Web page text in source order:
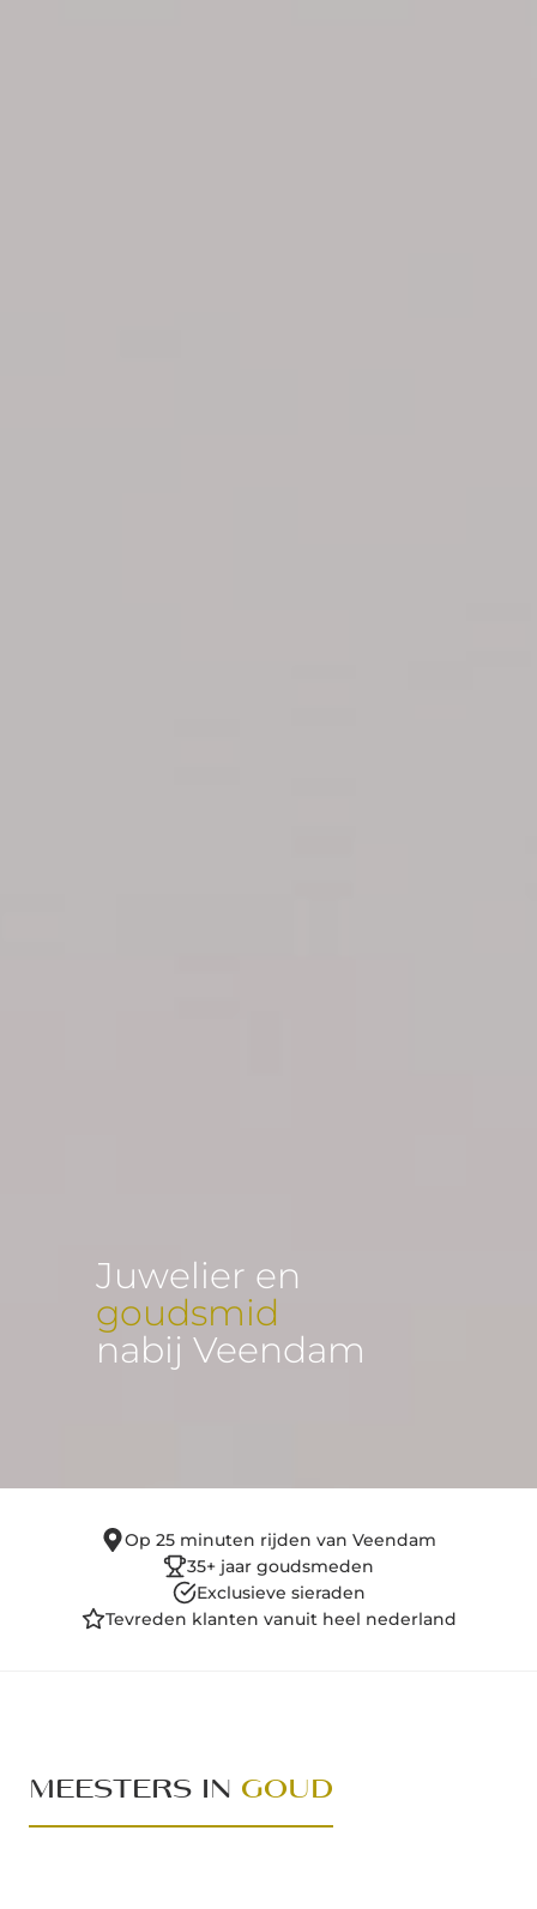
Juwelier en
goudsmid
nabij Veendam
Op 25 minuten rijden van Veendam
35+ jaar goudsmeden
Exclusieve sieraden
Tevreden klanten vanuit heel nederland
MEESTERS IN GOUD